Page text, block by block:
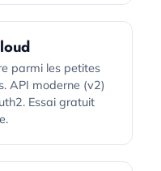
parmi les petites
API moderne (v2)
Essai gratuit